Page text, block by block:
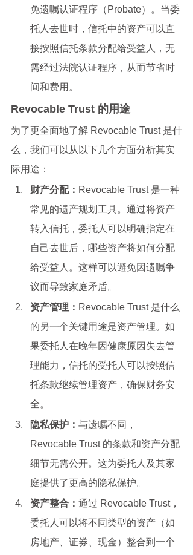
免遗嘱认证程序（Probate）。当委
托人去世时，信托中的资产可以直
接按照信托条款分配给受益人，无
需经过法院认证程序，从而节省时
间和费用。
Revocable Trust 的用途
为了更全面地了解 Revocable Trust 是什
么，我们可以从以下几个方面分析其实
际用途：
财产分配： Revocable Trust 是一种
常见的遗产规划工具。通过将资产
转入信托，委托人可以明确指定在
自己去世后，哪些资产将如何分配
给受益人。这样可以避免因遗嘱争
议而导致家庭矛盾。
资产管理： Revocable Trust 是什么
的另一个关键用途是资产管理。如
果委托人在晚年因健康原因失去管
理能力，信托的受托人可以按照信
托条款继续管理资产，确保财务安
全。
隐私保护： 与遗嘱不同，
Revocable Trust 的条款和资产分配
细节无需公开。这为委托人及其家
庭提供了更高的隐私保护。
资产整合： 通过 Revocable Trust，
委托人可以将不同类型的资产（如
房地产、证券、现金）整合到一个